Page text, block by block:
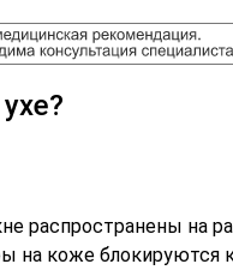
распространены на
на коже